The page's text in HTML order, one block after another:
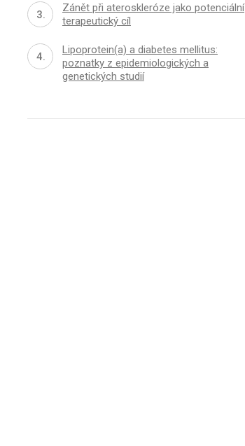
Zánět při ateroskleróze jako potenciální
terapeutický cíl
Lipoprotein(a) a diabetes mellitus:
poznatky z epidemiologických a
genetických studií